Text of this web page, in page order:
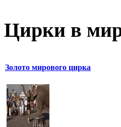
Цирки в
Золото мирового цирка